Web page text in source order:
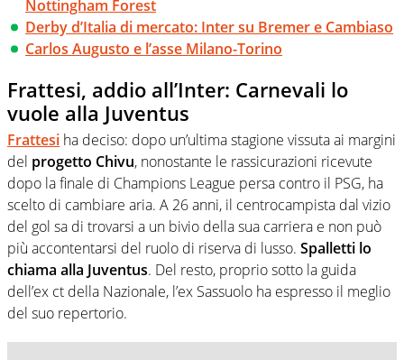
Nottingham Forest
Derby d’Italia di mercato: Inter su Bremer e Cambiaso
Carlos Augusto e l’asse Milano-Torino
Frattesi, addio all’Inter: Carnevali lo
vuole alla Juventus
Frattesi ha deciso: dopo un’ultima stagione vissuta ai margini
del progetto Chivu, nonostante le rassicurazioni ricevute
dopo la finale di Champions League persa contro il PSG, ha
scelto di cambiare aria. A 26 anni, il centrocampista dal vizio
del gol sa di trovarsi a un bivio della sua carriera e non può
più accontentarsi del ruolo di riserva di lusso. Spalletti lo
chiama alla Juventus. Del resto, proprio sotto la guida
dell’ex ct della Nazionale, l’ex Sassuolo ha espresso il meglio
del suo repertorio.